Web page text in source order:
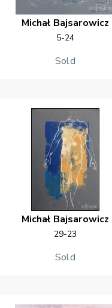
Michał Bajsarowicz
5-24
Sold
Michał Bajsarowicz
29-23
Sold